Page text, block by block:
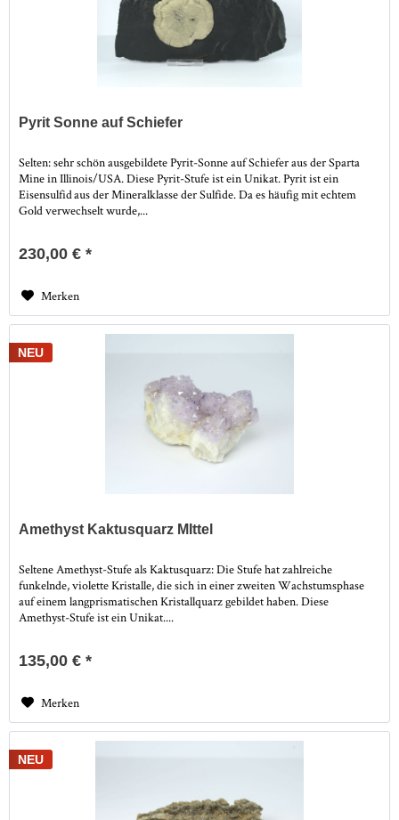
Pyrit Sonne auf Schiefer
Selten: sehr schön ausgebildete Pyrit-Sonne auf Schiefer aus der Sparta
Mine in Illinois/USA. Diese Pyrit-Stufe ist ein Unikat. Pyrit ist ein
Eisensulfid aus der Mineralklasse der Sulfide. Da es häufig mit echtem
Gold verwechselt wurde,...
230,00 € *
Merken
NEU
Amethyst Kaktusquarz MIttel
Seltene Amethyst-Stufe als Kaktusquarz: Die Stufe hat zahlreiche
funkelnde, violette Kristalle, die sich in einer zweiten Wachstumsphase
auf einem langprismatischen Kristallquarz gebildet haben. Diese
Amethyst-Stufe ist ein Unikat....
135,00 € *
Merken
NEU